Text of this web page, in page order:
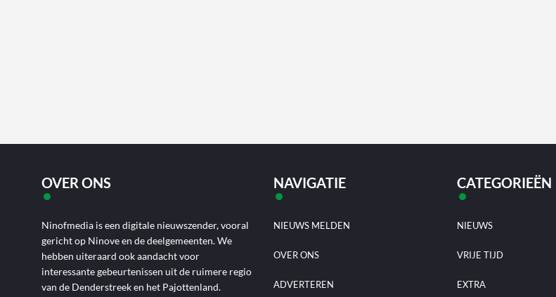
OVER ONS
Ninofmedia is een digitale nieuwszender, vooral
gericht op Ninove en de deelgemeenten. We
hebben uiteraard ook aandacht voor
interessante gebeurtenissen uit de ruimere regio
van de Denderstreek en het Pajottenland.
NAVIGATIE
NIEUWS MELDEN
OVER ONS
ADVERTEREN
CATEGORIEËN
NIEUWS
VRIJE TIJD
EXTRA